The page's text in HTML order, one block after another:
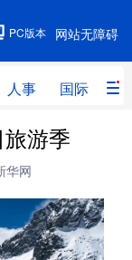
网站无障碍
PC版本
人事 国际 财
人事
教育
体育
游季
华网